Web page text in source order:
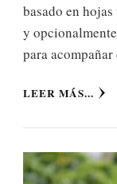
basado en
y
para
LEER MÁS...